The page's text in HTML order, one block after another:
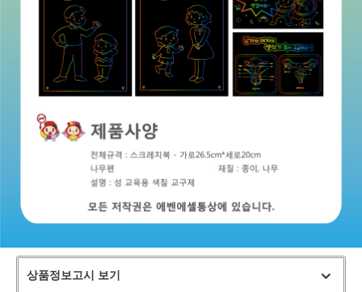
상품정보고시 보기